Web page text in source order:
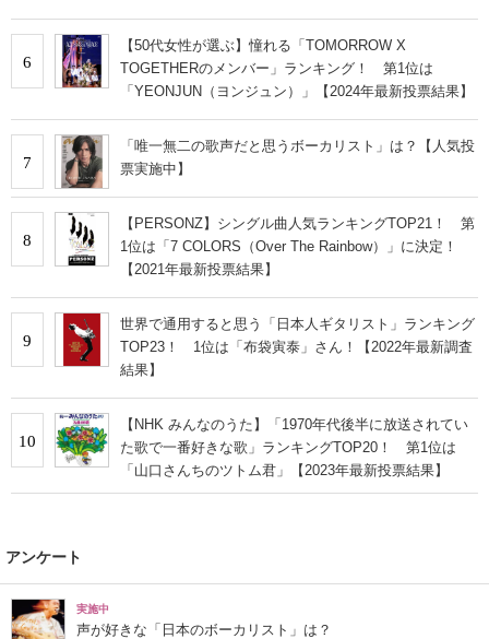
6
【50代女性が選ぶ】憧れる「TOMORROW X
TOGETHERのメンバー」ランキング！ 第1位は
「YEONJUN（ヨンジュン）」【2024年最新投票結果】
7
「唯一無二の歌声だと思うボーカリスト」は？【人気投
票実施中】
8
【PERSONZ】シングル曲人気ランキングTOP21！ 第
1位は「7 COLORS（Over The Rainbow）」に決定！
【2021年最新投票結果】
9
世界で通用すると思う「日本人ギタリスト」ランキング
TOP23！ 1位は「布袋寅泰」さん！【2022年最新調査
結果】
10
【NHK みんなのうた】「1970年代後半に放送されてい
た歌で一番好きな歌」ランキングTOP20！ 第1位は
「山口さんちのツトム君」【2023年最新投票結果】
アンケート
実施中
声が好きな「日本のボーカリスト」は？